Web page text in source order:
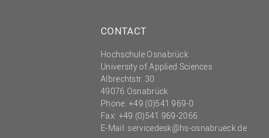
CONTACT
Hochschule Osnabrück
University of Applied Sciences
Albrechtstr. 30
49076 Osnabrück
Phone: +49 (0)541 969-0
Fax: +49 (0)541 969-2066
E-Mail: servicedesk@hs-osnabrueck.de